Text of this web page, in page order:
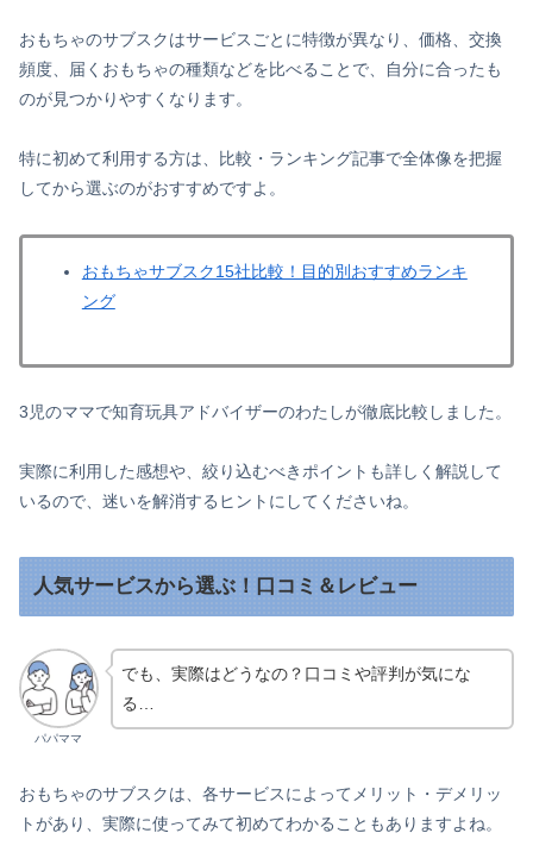
おもちゃのサブスクはサービスごとに特徴が異なり、価格、交換
頻度、届くおもちゃの種類などを比べることで、自分に合ったも
のが見つかりやすくなります。
特に初めて利用する方は、比較・ランキング記事で全体像を把握
してから選ぶのがおすすめですよ。
おもちゃサブスク15社比較！目的別おすすめランキ
ング
3児のママで知育玩具アドバイザーのわたしが徹底比較しました。
実際に利用した感想や、絞り込むべきポイントも詳しく解説して
いるので、迷いを解消するヒントにしてくださいね。
人気サービスから選ぶ！口コミ＆レビュー
パパママ
でも、実際はどうなの？口コミや評判が気にな
る…
おもちゃのサブスクは、各サービスによってメリット・デメリッ
トがあり、実際に使ってみて初めてわかることもありますよね。